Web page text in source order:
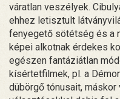
váratlan veszélyek.
ehhez letisztult
fenyegető sötétség és a
képei alkotnak érdekes
egészen fantáziátlan
kísértetfilmek, pl. a
dübörgő tónusait,